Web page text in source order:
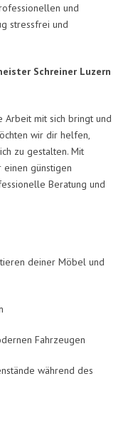
und
stressfrei und
Schreiner Luzern
Arbeit mit sich bringt und
wir dir helfen,
zu gestalten. Mit
günstigen
Beratung und
deiner Möbel und
Fahrzeugen
während des